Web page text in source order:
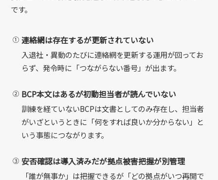
です。
① 連絡網は存在するが更新されていない
入退社・異動のたびに連絡網を更新する運用が回ってお
らず、発令時に「つながらない番号」が出ます。
② BCP本文はあるが初動担当者が読んでいない
訓練を経ていないBCPは文書としてのみ存在し、担当者
がいざというときに「何をすれば良いか分からない」と
いう事態につながります。
③ 安否確認は導入済みだが拠点被害把握が別管理
「誰が無事か」は把握できるが「どの拠点がいつ再開で